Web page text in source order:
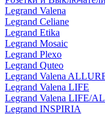
Legrand Valena
Legrand Celiane
Legrand Etika
Legrand Mosaic
Legrand Plexo
Legrand Quteo
Legrand Valena
Legrand Valena LIFE
Legrand Valena LIFE/
Legrand INSPIRIA